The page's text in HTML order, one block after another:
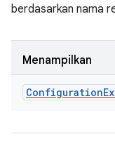
berdasarkan nama
Menampilkan
Configuration